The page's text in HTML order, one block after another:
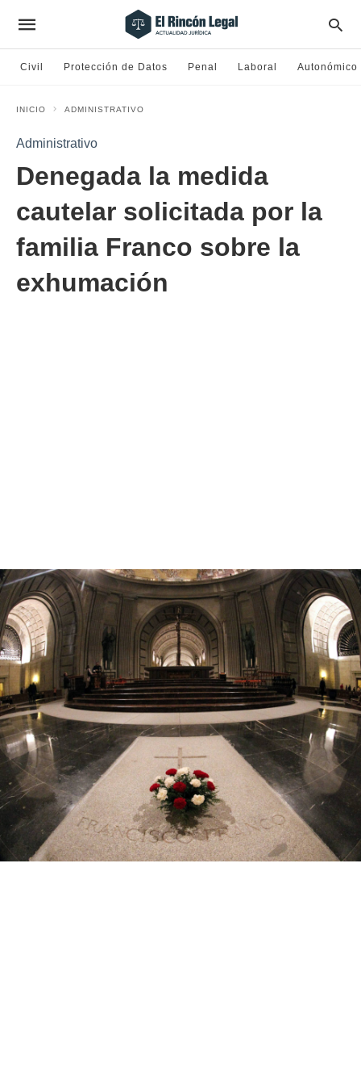
Civil Protección de Datos Penal Laboral Autonómico
INICIO ADMINISTRATIVO
Administrativo
Denegada la medida
cautelar solicitada por la
familia Franco sobre la
exhumación